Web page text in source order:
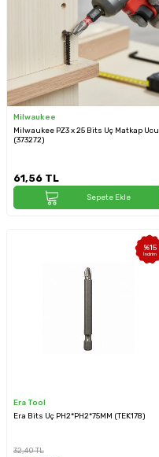
Milwaukee
Milwaukee PZ3 x 25 Bits Uç Matkap Ucu
(373272)
61,56 TL
Sepete Ekle
%15
İndirim
Era Tool
Era Bits Uç PH2*PH2*75MM (TEK178)
32,40TL